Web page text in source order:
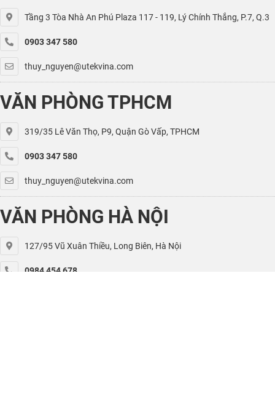
Tầng 3 Tòa Nhà An Phú Plaza 117 - 119, Lý Chính Thắng, P.7, Q.3
0903 347 580
thuy_nguyen@utekvina.com
VĂN PHÒNG TPHCM
319/35 Lê Văn Thọ, P9, Quận Gò Vấp, TPHCM
0903 347 580
thuy_nguyen@utekvina.com
VĂN PHÒNG HÀ NỘI
127/95 Vũ Xuân Thiều, Long Biên, Hà Nội
0984 454 678